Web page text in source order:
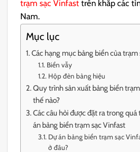
trạm sạc Vinfast trên khắp các
Nam.
Mục lục
Các hạng mục bảng biển của trạm
Biển vẫy
Hộp đèn bảng hiệu
Quy trình sản xuất bảng biển
thế nào?
Các câu hỏi được đặt ra trong
án bảng biển trạm sạc Vinfast
Dự án bảng biển trạm sạc
ở đâu?